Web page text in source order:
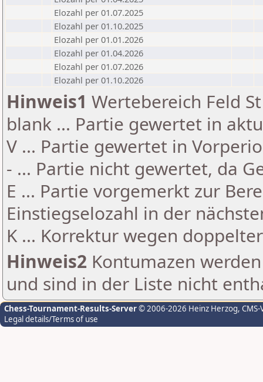
Elozahl per 01.07.2025
Elozahl per 01.10.2025
Elozahl per 01.01.2026
Elozahl per 01.04.2026
Elozahl per 01.07.2026
Elozahl per 01.10.2026
Hinweis1 Wertebereich Feld
blank ... Partie gewertet in
V ... Partie gewertet in
- ... Partie nicht gewertet, da
E ... Partie vorgemerkt zur
Einstiegselozahl in der
K ... Korrektur wegen
Hinweis2 Kontumazen
und sind in der Liste nicht
Chess-Tournament-Results-Server© 2006-2026 Heinz Herzog,
Legal details/Terms of use